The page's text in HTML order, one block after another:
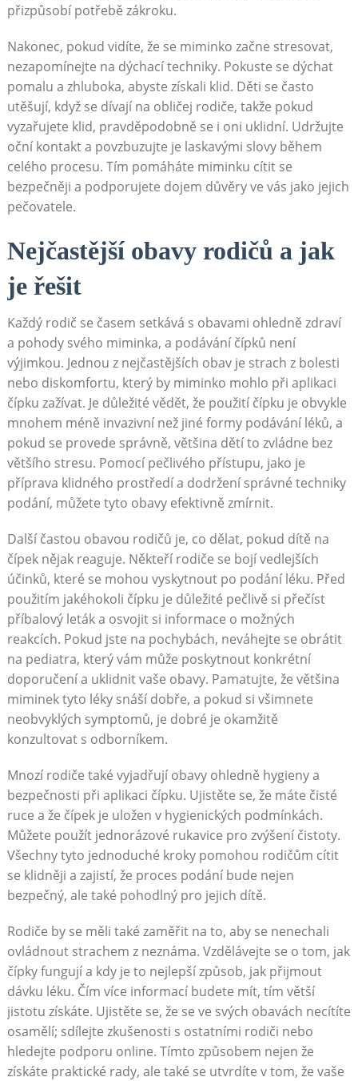
přizpůsobí potřebě zákroku.
Nakonec, pokud vidíte, že se miminko začne stresovat,
nezapomínejte na dýchací techniky. Pokuste se dýchat
pomalu a zhluboka, abyste získali klid. Děti se často
utěšují, když se dívají na obličej rodiče, takže pokud
vyzařujete klid, pravděpodobně se i oni uklidní. Udržujte
oční kontakt a povzbuzujte je laskavými slovy během
celého procesu. Tím pomáháte miminku cítit se
bezpečněji a podporujete dojem důvěry ve vás jako jejich
pečovatele.
Nejčastější obavy rodičů a jak
je řešit
Každý rodič se časem setkává s obavami ohledně zdraví
a pohody svého miminka, a podávání čípků není
výjimkou. Jednou z nejčastějších obav je strach z bolesti
nebo diskomfortu, který by miminko mohlo při aplikaci
čípku zažívat. Je důležité vědět, že použití čípku je obvykle
mnohem méně invazivní než jiné formy podávání léků, a
pokud se provede správně, většina dětí to zvládne bez
většího stresu. Pomocí pečlivého přístupu, jako je
příprava klidného prostředí a dodržení správné techniky
podání, můžete tyto obavy efektivně zmírnit.
Další častou obavou rodičů je, co dělat, pokud dítě na
čípek nějak reaguje. Někteří rodiče se bojí vedlejších
účinků, které se mohou vyskytnout po podání léku. Před
použitím jakéhokoli čípku je důležité pečlivě si přečíst
příbalový leták a osvojit si informace o možných
reakcích. Pokud jste na pochybách, neváhejte se obrátit
na pediatra, který vám může poskytnout konkrétní
doporučení a uklidnit vaše obavy. Pamatujte, že většina
miminek tyto léky snáší dobře, a pokud si všimnete
neobvyklých symptomů, je dobré je okamžitě
konzultovat s odborníkem.
Mnozí rodiče také vyjadřují obavy ohledně hygieny a
bezpečnosti při aplikaci čípku. Ujistěte se, že máte čisté
ruce a že čípek je uložen v hygienických podmínkách.
Můžete použít jednorázové rukavice pro zvýšení čistoty.
Všechny tyto jednoduché kroky pomohou rodičům cítit
se klidněji a zajistí, že proces podání bude nejen
bezpečný, ale také pohodlný pro jejich dítě.
Rodiče by se měli také zaměřit na to, aby se nenechali
ovládnout strachem z neznáma. Vzdělávejte se o tom, jak
čípky fungují a kdy je to nejlepší způsob, jak přijmout
dávku léku. Čím více informací budete mít, tím větší
jistotu získáte. Ujistěte se, že se ve svých obavách necítíte
osamělí; sdílejte zkušenosti s ostatními rodiči nebo
hledejte podporu online. Tímto způsobem nejen že
získáte praktické rady, ale také se utvrdíte v tom, že vaše